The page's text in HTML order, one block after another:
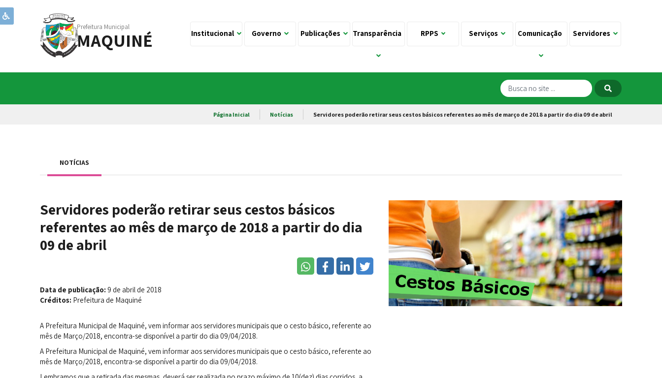
Prefeitura Municipal
MAQUINÉ Institucional Governo Publicações Transparência RPPS Serviços Comunicação Servidores
Página Inicial Notícias Servidores poderão retirar seus cestos básicos referentes ao mês de março de 2018 a partir do dia 09 de abril
NOTÍCIAS
Servidores poderão retirar seus cestos básicos
referentes ao mês de março de 2018 a partir do dia
09 de abril
Data de publicação: 9 de abril de 2018
Créditos: Prefeitura de Maquiné
A Prefeitura Municipal de Maquiné, vem informar aos servidores municipais que o cesto básico, referente ao
mês de Março/2018, encontra-se disponível a partir do dia 09/04/2018.
A Prefeitura Municipal de Maquiné, vem informar aos servidores municipais que o cesto básico, referente ao
mês de Março/2018, encontra-se disponível a partir do dia 09/04/2018.